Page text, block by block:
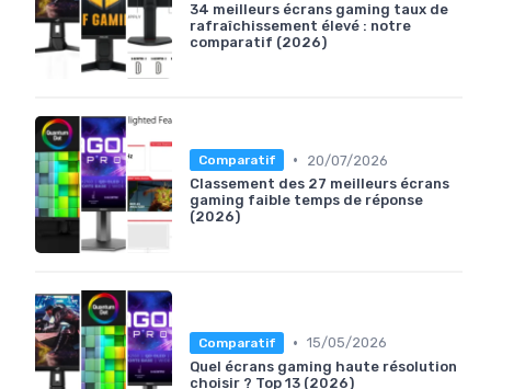
34 meilleurs écrans gaming taux de
rafraîchissement élevé : notre
comparatif (2026)
Comparatif •
20/07/2026
Classement des 27 meilleurs écrans
gaming faible temps de réponse
(2026)
Comparatif • 15/05/2026
Quel écrans gaming haute résolution
choisir ? Top 13 (2026)